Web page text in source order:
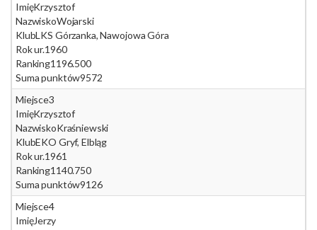
ImięKrzysztof
NazwiskoWojarski
KlubLKS Górzanka, Nawojowa Góra
Rok ur.1960
Ranking1196.500
Suma punktów9572
Miejsce3
ImięKrzysztof
NazwiskoKraśniewski
KlubEKO Gryf, Elbląg
Rok ur.1961
Ranking1140.750
Suma punktów9126
Miejsce4
ImięJerzy